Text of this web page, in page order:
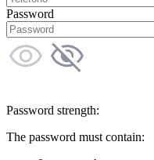
Password
Password strength:
The password must contain: